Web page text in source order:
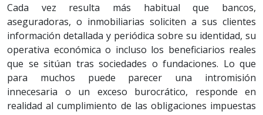
Cada vez resulta más habitual que bancos,
aseguradoras, o inmobiliarias soliciten a sus clientes
información detallada y periódica sobre su identidad, su
operativa económica o incluso los beneficiarios reales
que se sitúan tras sociedades o fundaciones. Lo que
para muchos puede parecer una intromisión
innecesaria o un exceso burocrático, responde en
realidad al cumplimiento de las obligaciones impuestas